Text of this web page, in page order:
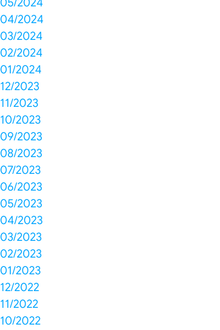
04/2024
03/2024
02/2024
01/2024
12/2023
11/2023
10/2023
09/2023
08/2023
07/2023
06/2023
05/2023
04/2023
03/2023
02/2023
01/2023
12/2022
11/2022
10/2022